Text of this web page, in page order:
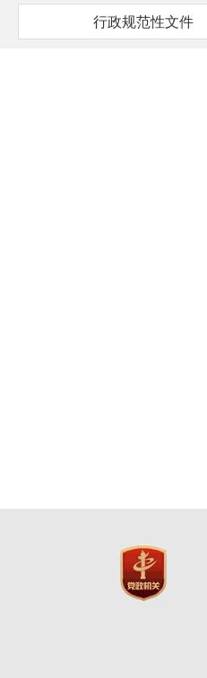
行政规范性文件